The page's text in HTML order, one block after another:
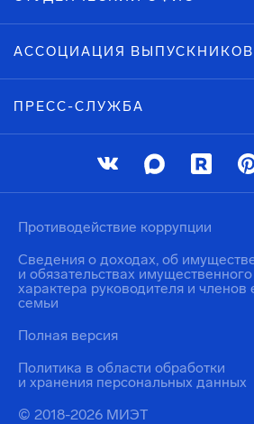
АССОЦИАЦИЯ ВЫПУСКНИКОВ
ПРЕСС-СЛУЖБА
© 2018-2026 МИЭТ
Политика в области обработки
и хранения персональных данных
Противодействие коррупции
Сведения о доходах, об
и обязательствах имущественного
характера руководителя и членов
семьи
Полная версия